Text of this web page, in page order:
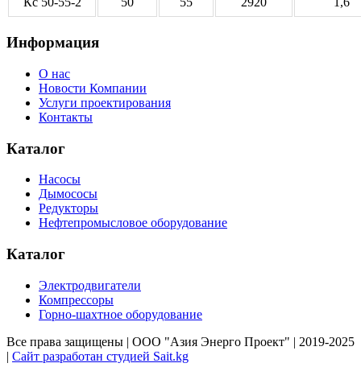
Информация
О нас
Новости Компании
Услуги проектирования
Контакты
Каталог
Насосы
Дымососы
Редукторы
Нефтепромысловое оборудование
Каталог
Электродвигатели
Компрессоры
Горно-шахтное оборудование
Все права защищены | ООО "Азия Энерго Проект" | 2019-2025
| Сайт разработан студией Sait.kg